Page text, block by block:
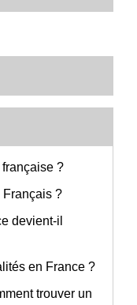
?
Français ?
devient-il
en France ?
trouver un